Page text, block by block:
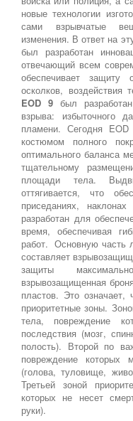
новые технологии
сами взрывчатые
изменения. В ответ на
был разработан
отвечающий всем
обеспечивает защиту
осколков, воздействия
EOD 9был
взрыва: избыточного
пламени. Сегодня
костюмом полного
оптимального баланса
тщательному
площади тела.
оттягивается, что
приседаниях,
разработан для
время, обеспечивая
работ. Основную часть
составляет
защиты
взрывозащищенная
пластов. Это означает,
приоритетные зоны.
тела, повреждение
последствия (мозг,
полость). Второй по
повреждение которых
(голова, туловище,
Третьей зоной
которых не несет
руки).